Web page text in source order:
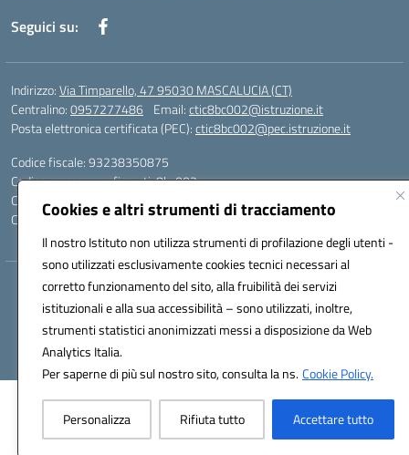
Cookies e altri strumenti di tracciamento
Il nostro Istituto non utilizza strumenti di profilazione degli utenti -
sono utilizzati esclusivamente cookies tecnici necessari al
corretto funzionamento del sito, alla fruibilità dei servizi
istituzionali e alla sua accessibilità – sono utilizzati, inoltre,
strumenti statistici anonimizzati messi a disposizione da Web
Analytics Italia.
Per saperne di più sul nostro sito, consulta la ns.Cookie Policy.
Personalizza Rifiuta tutto Accettare tutto
Seguici su:
Indirizzo:Via Timparello, 47 95030 MASCALUCIA (CT)
Centralino:0957277486 Email:ctic8bc002@istruzione.it
Posta elettronica certificata (PEC):ctic8bc002@pec.istruzione.it
Codice fiscale: 93238350875
Codice meccanografico:ctic8bc002
Codice Indice delle Pubbliche Amministrazioni (IPA): istsc_ctic8bc002
Codice unico di fatturazione (CUF): 2PO2JW
Hosting & Powered by 3D Solution S.r.l.
Concept & Design by Designers Italia